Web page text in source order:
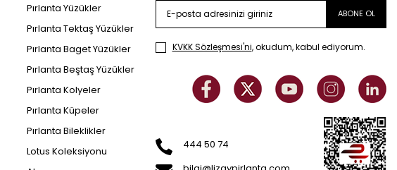
Pırlanta Yüzükler
Pırlanta Tektaş Yüzükler
Pırlanta Baget Yüzükler
Pırlanta Beştaş Yüzükler
Pırlanta Kolyeler
Pırlanta Küpeler
Pırlanta Bileklikler
Lotus Koleksiyonu
ABONE OL
KVKK Sözleşmesi'ni, okudum, kabul ediyorum.
444 50 74